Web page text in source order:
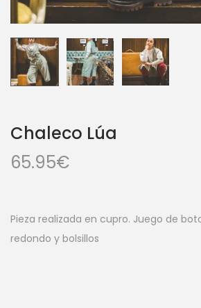
Chaleco Lúa
65.95€
Pieza realizada en cupro. Juego de
redondo y bolsillos